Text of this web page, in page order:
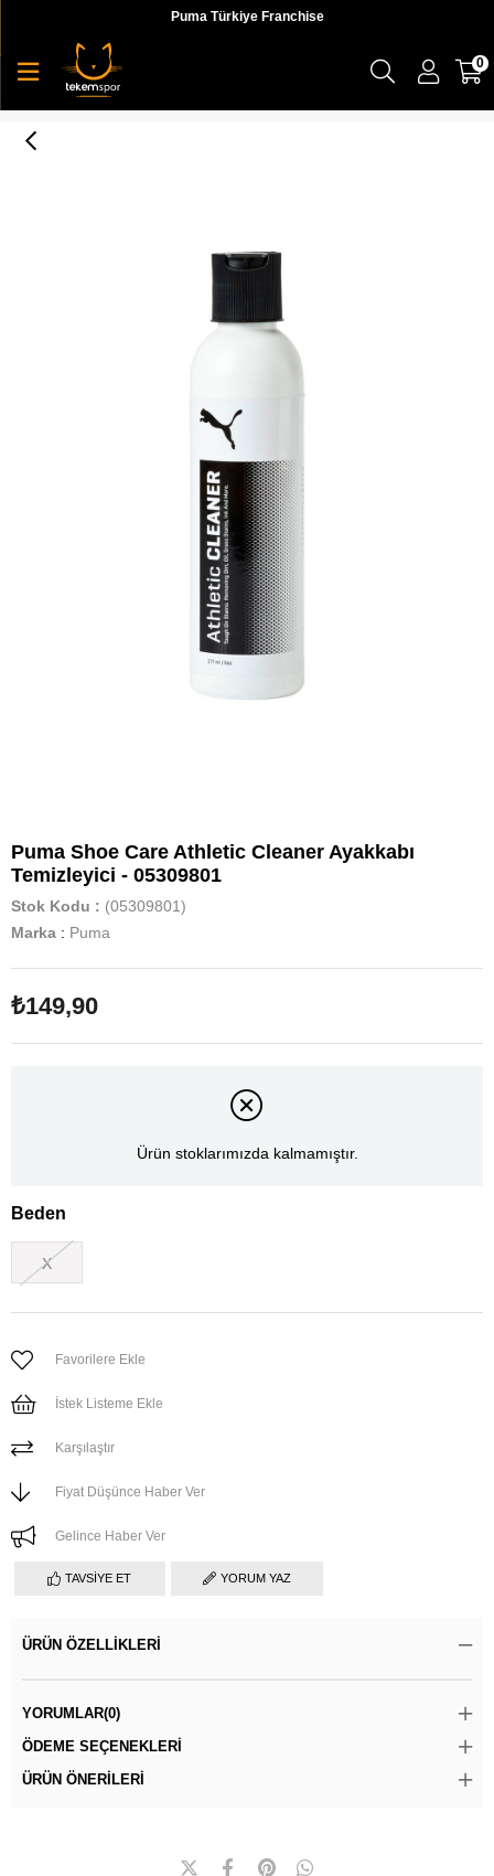
Puma Türkiye Franchise
0
Puma Shoe Care Athletic Cleaner Ayakkabı
Temizleyici - 05309801
Stok Kodu
(05309801)
Marka : Puma
₺149,90
Ürün stoklarımızda kalmamıştır.
Beden
X
Favorilere Ekle
İstek Listeme Ekle
Karşılaştır
Fiyat Düşünce Haber Ver
Gelince Haber Ver
TAVSIYE ET YORUM YAZ
ÜRÜN ÖZELLIKLERI
YORUMLAR(0)
ÖDEME SEÇENEKLERI
ÜRÜN ÖNERILERI